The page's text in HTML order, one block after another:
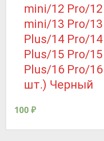
mini/12 Pro/
mini/13 Pro/
Plus/14 Pro/
Plus/15 Pro/
Plus/16 Pro/
шт.) Черный
100 ₽